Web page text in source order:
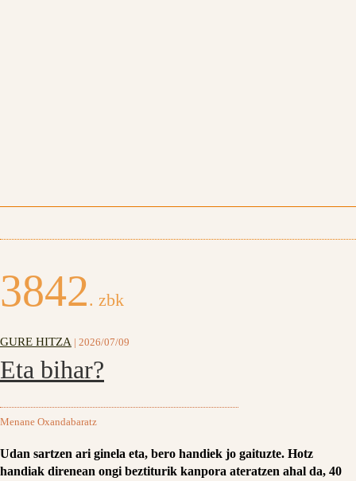
3842. zbk
GURE HITZA | 2026/07/09
Eta bihar?
Menane Oxandabaratz
Udan sartzen ari ginela eta, bero handiek jo gaituzte. Hotz
handiak direnean ongi beztiturik kanpora ateratzen ahal da, 40